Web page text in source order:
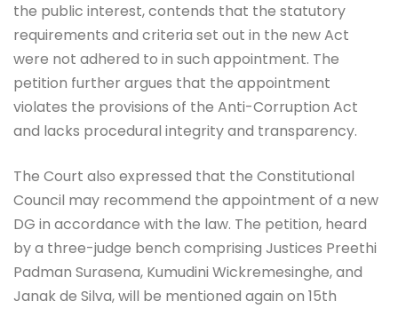
the public interest, contends that the statutory
requirements and criteria set out in the new Act
were not adhered to in such appointment. The
petition further argues that the appointment
violates the provisions of the Anti-Corruption Act
and lacks procedural integrity and transparency.
The Court also expressed that the Constitutional
Council may recommend the appointment of a new
DG in accordance with the law. The petition, heard
by a three-judge bench comprising Justices Preethi
Padman Surasena, Kumudini Wickremesinghe, and
Janak de Silva, will be mentioned again on 15th